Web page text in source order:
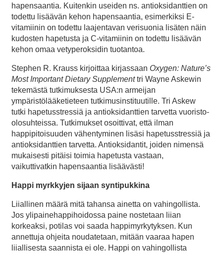
hapensaantia. Kuitenkin useiden ns. antioksidanttien on
todettu lisäävän kehon hapensaantia, esimerkiksi E-
vitamiinin on todettu laajentavan verisuonia lisäten näin
kudosten hapetusta ja C-vitamiinin on todettu lisäävän
kehon omaa vetyperoksidin tuotantoa.
Stephen R. Krauss kirjoittaa kirjassaan Oxygen: Nature’s
Most Important Dietary Supplementtri Wayne Askewin
tekemästä tutkimuksesta USA:n armeijan
ympäristölääketieteen tutkimusinstituutille. Tri Askew
tutki hapetusstressiä ja antioksidanttien tarvetta vuoristo-
olosuhteissa. Tutkimukset osoittivat, että ilman
happipitoisuuden vähentyminen lisäsi hapetusstressiä ja
antioksidanttien tarvetta. Antioksidantit, joiden nimensä
mukaisesti pitäisi toimia hapetusta vastaan,
vaikuttivatkin hapensaantia lisäävästi!
Happi myrkkyjen sijaan syntipukkina
Liiallinen määrä mitä tahansa ainetta on vahingollista.
Jos ylipainehappihoidossa paine nostetaan liian
korkeaksi, potilas voi saada happimyrkytyksen. Kun
annettuja ohjeita noudatetaan, mitään vaaraa hapen
liiallisesta saannista ei ole. Happi on vahingollista